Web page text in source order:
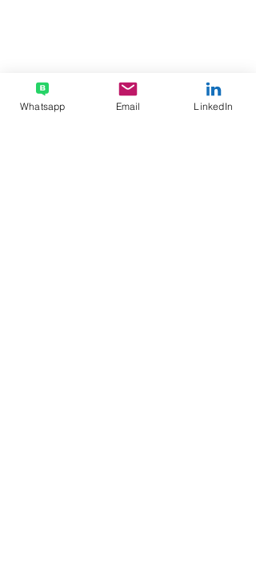
Whatsapp Email LinkedIn